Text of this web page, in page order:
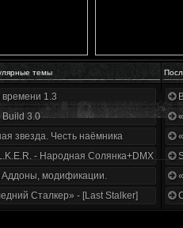
темы
сюжет | Разбор трейлера
времени 1.3
3.0
звезда. Честь наёмника
- Народная Солянка+DMX
Аддоны, модификации.
Сталкер» - [Last Stalker]